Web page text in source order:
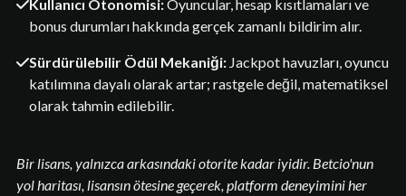
Kullanıcı Otonomisi:Oyuncular, hesap kısıtlamaları ve
bonus durumları hakkında gerçek zamanlı bildirim alır.
Sürdürülebilir Ödül Mekaniği:Jackpot havuzları, oyuncu
katılımına dayalı olarak artar; rastgele değil, matematiksel
olarak tahmin edilebilir.
Bir lisans, yalnızca arkasındaki otorite kadar iyidir. Betcio'nun
yol haritası, lisansın ötesine geçerek, platform deneyimini her